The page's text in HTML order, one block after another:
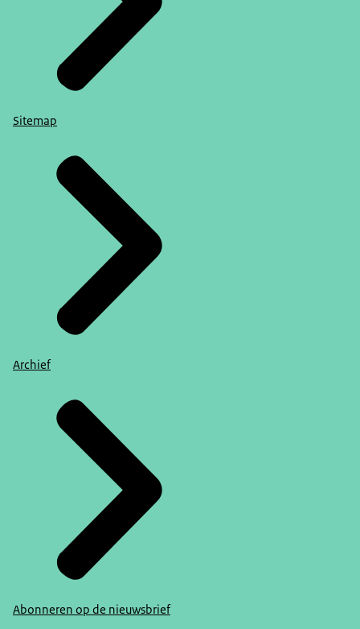
Sitemap
Archief
Abonneren op de nieuwsbrief